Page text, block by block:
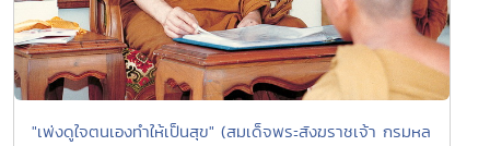
"เพ่งดูใจตนเองทำให้เป็นสุข" (สมเด็จพระสังฆราชเจ้า กรมหล